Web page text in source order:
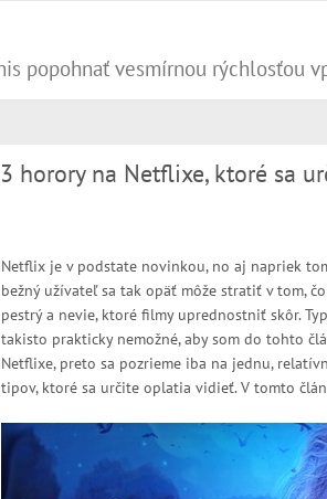
3 horory na Netflixe, ktoré sa
Netflix je v podstate novinkou, no aj napriek
bežný užívateľ sa tak opäť môže stratiť v tom,
pestrý a nevie, ktoré filmy uprednostniť skôr.
takisto prakticky nemožné, aby som do tohto
Netflixe, preto sa pozrieme iba na jednu,
tipov, ktoré sa určite oplatia vidieť. V tomto